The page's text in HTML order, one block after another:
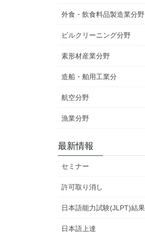
外食・飲食料品製造業分野
ビルクリーニング分野
素形材産業分野
造船・舶用工業分
航空分野
漁業分野
最新情報
セミナー
許可取り消し
日本語能力試験(JLPT)結果
日本語上達